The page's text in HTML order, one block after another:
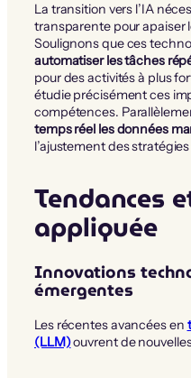
La transition vers l’IA
transparente pour apaiser
Soulignons que ces
automatiser les tâches
pour des activités à plus
étudie précisément ces
compétences.
temps réel les données
l’ajustement des
Tendances
appliquée
Innovations
émergentes
Les récentes avancées en
(LLM)ouvrent de